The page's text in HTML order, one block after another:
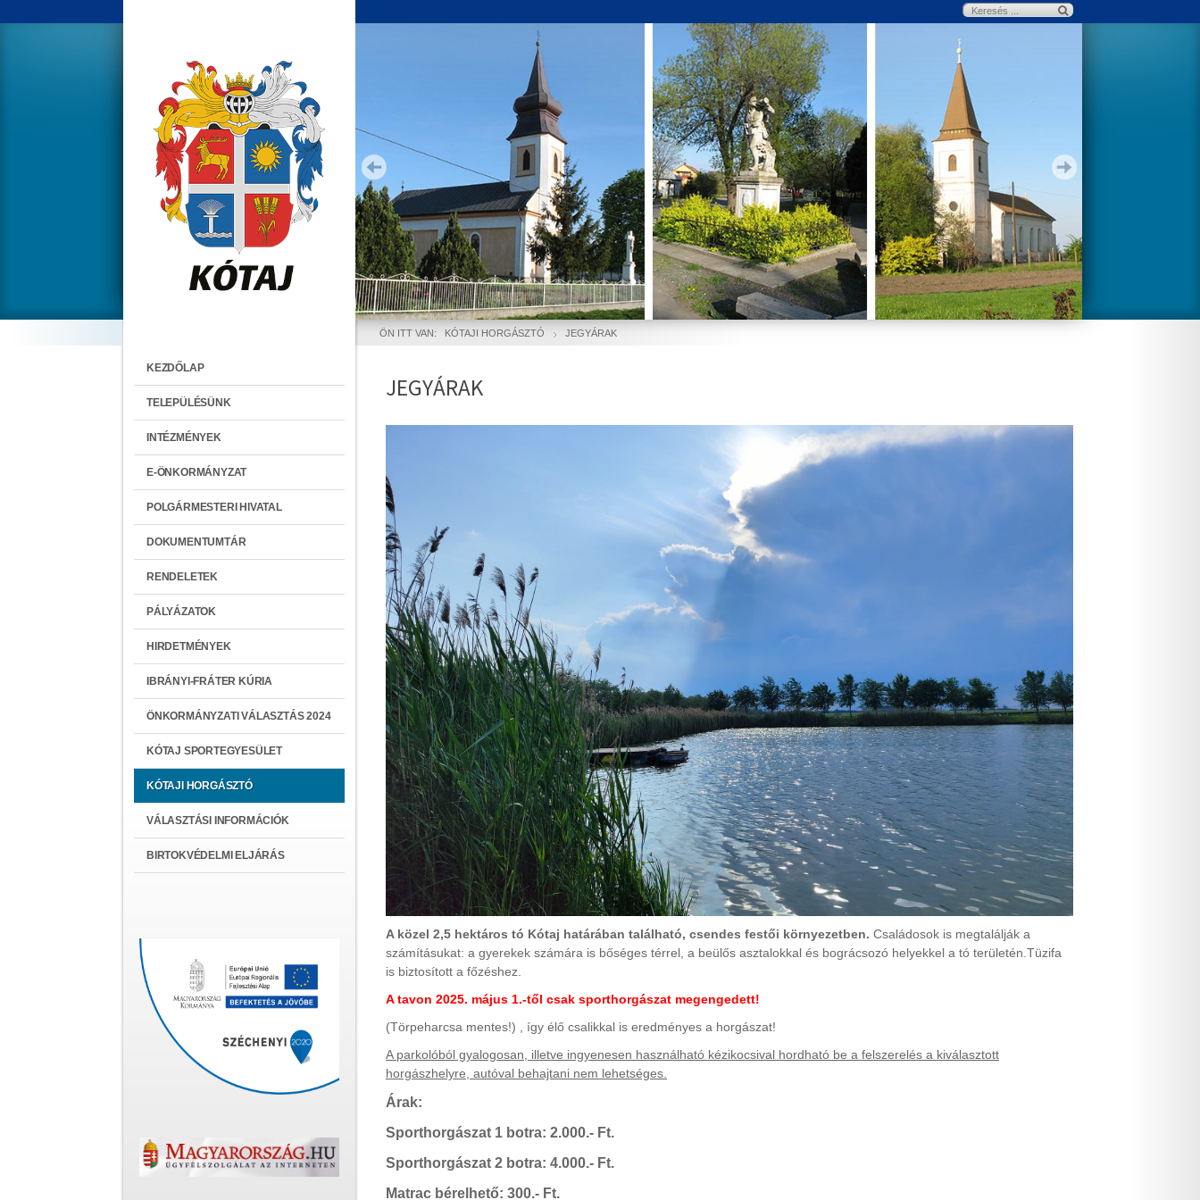
KEZDŐLAP
TELEPÜLÉSÜNK
INTÉZMÉNYEK
E-ÖNKORMÁNYZAT
POLGÁRMESTERI HIVATAL
DOKUMENTUMTÁR
RENDELETEK
PÁLYÁZATOK
HIRDETMÉNYEK
IBRÁNYI-FRÁTER KÚRIA
ÖNKORMÁNYZATI VÁLASZTÁS 2024
KÓTAJ SPORTEGYESÜLET
KÓTAJI HORGÁSZTÓ
VÁLASZTÁSI INFORMÁCIÓK
BIRTOKVÉDELMI ELJÁRÁS
ÖN ITT VAN: KÓTAJI HORGÁSZTÓ JEGYÁRAK
JEGYÁRAK
A közel 2,5 hektáros tó Kótaj határában található, csendes festői környezetben. Családosok is megtalálják a
számításukat: a gyerekek számára is bőséges térrel, a beülős asztalokkal és bográcsozó helyekkel a tó területén.Tüzifa
is biztosított a főzéshez.
A tavon 2025. május 1.-től csak sporthorgászat megengedett!
(Törpeharcsa mentes!) , így élő csalikkal is eredményes a horgászat!
A parkolóból gyalogosan, illetve ingyenesen használható kézikocsival hordható be a felszerelés a kiválasztott
horgászhelyre, autóval behajtani nem lehetséges.
Árak:
Sporthorgászat 1 botra: 2.000.- Ft.
Sporthorgászat 2 botra: 4.000.- Ft.
Matrac bérelhető: 300.- Ft.